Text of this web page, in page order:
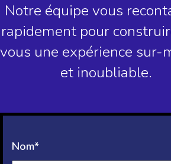
Notre équipe vous
rapidement pour
vous une expérience sur-
et inoubliable.
Nom*